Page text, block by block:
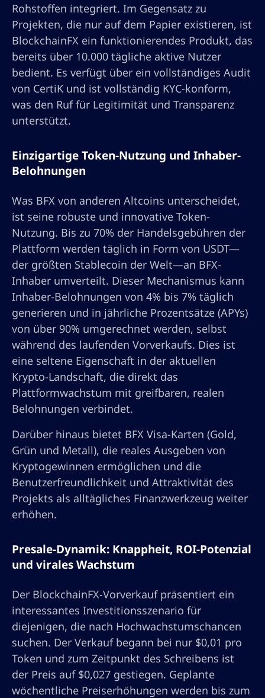
Rohstoffen integriert. Im Gegensatz zu
Projekten, die nur auf dem Papier existieren, ist
BlockchainFX ein funktionierendes Produkt, das
bereits über 10.000 tägliche aktive Nutzer
bedient. Es verfügt über ein vollständiges Audit
von CertiK und ist vollständig KYC-konform,
was den Ruf für Legitimität und Transparenz
unterstützt.
Einzigartige Token-Nutzung und Inhaber-
Belohnungen
Was BFX von anderen Altcoins unterscheidet,
ist seine robuste und innovative Token-
Nutzung. Bis zu 70% der Handelsgebühren der
Plattform werden täglich in Form von USDT—
der größten Stablecoin der Welt—an BFX-
Inhaber umverteilt. Dieser Mechanismus kann
Inhaber-Belohnungen von 4% bis 7% täglich
generieren und in jährliche Prozentsätze (APYs)
von über 90% umgerechnet werden, selbst
während des laufenden Vorverkaufs. Dies ist
eine seltene Eigenschaft in der aktuellen
Krypto-Landschaft, die direkt das
Plattformwachstum mit greifbaren, realen
Belohnungen verbindet.
Darüber hinaus bietet BFX Visa-Karten (Gold,
Grün und Metall), die reales Ausgeben von
Kryptogewinnen ermöglichen und die
Benutzerfreundlichkeit und Attraktivität des
Projekts als alltägliches Finanzwerkzeug weiter
erhöhen.
Presale-Dynamik: Knappheit, ROI-Potenzial
und virales Wachstum
Der BlockchainFX-Vorverkauf präsentiert ein
interessantes Investitionsszenario für
diejenigen, die nach Hochwachstumschancen
suchen. Der Verkauf begann bei nur $0,01 pro
Token und zum Zeitpunkt des Schreibens ist
der Preis auf $0,027 gestiegen. Geplante
wöchentliche Preiserhöhungen werden bis zum